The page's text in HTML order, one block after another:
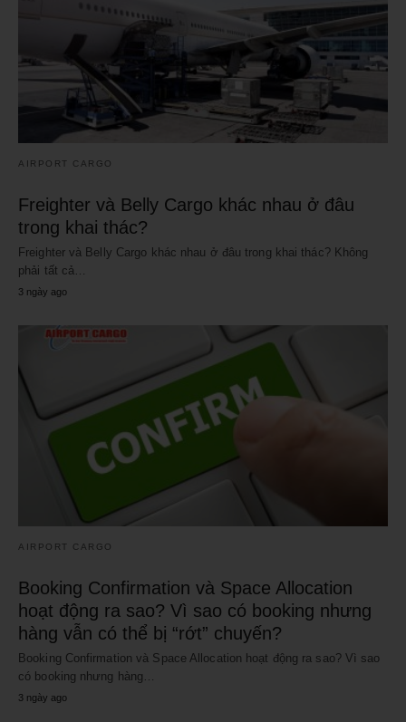
AIRPORT CARGO
Freighter và Belly Cargo khác nhau ở đâu
trong khai thác?
Freighter và Belly Cargo khác nhau ở đâu trong khai thác? Không
phải tất cả…
3 ngày ago
AIRPORT CARGO
Booking Confirmation và Space Allocation
hoạt động ra sao? Vì sao có booking nhưng
hàng vẫn có thể bị “rớt” chuyến?
Booking Confirmation và Space Allocation hoạt động ra sao? Vì sao
có booking nhưng hàng…
3 ngày ago